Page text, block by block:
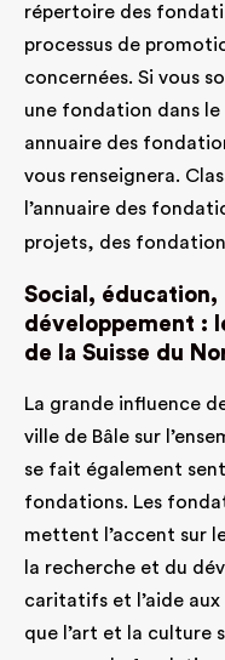
répertoire des
processus de
concernées. Si vous
une fondation dans le
annuaire des
vous renseignera.
l’annuaire des
projets, des
Social, éducation,
développement :
de la Suisse du
La grande influence
ville de Bâle sur
se fait également
fondations. Les
mettent l’accent sur
la recherche et du
caritatifs et l’aide aux
que l’art et la culture